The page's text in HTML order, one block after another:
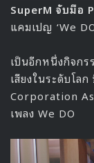
SuperM จับมือ
แคมเปญ ‘We
เป็นอีกหนึ่งกิจก
เสียงในระดับโล
Corporation
เพลง We DO